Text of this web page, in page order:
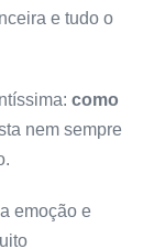
e tudo o
como
nem sempre
emoção e